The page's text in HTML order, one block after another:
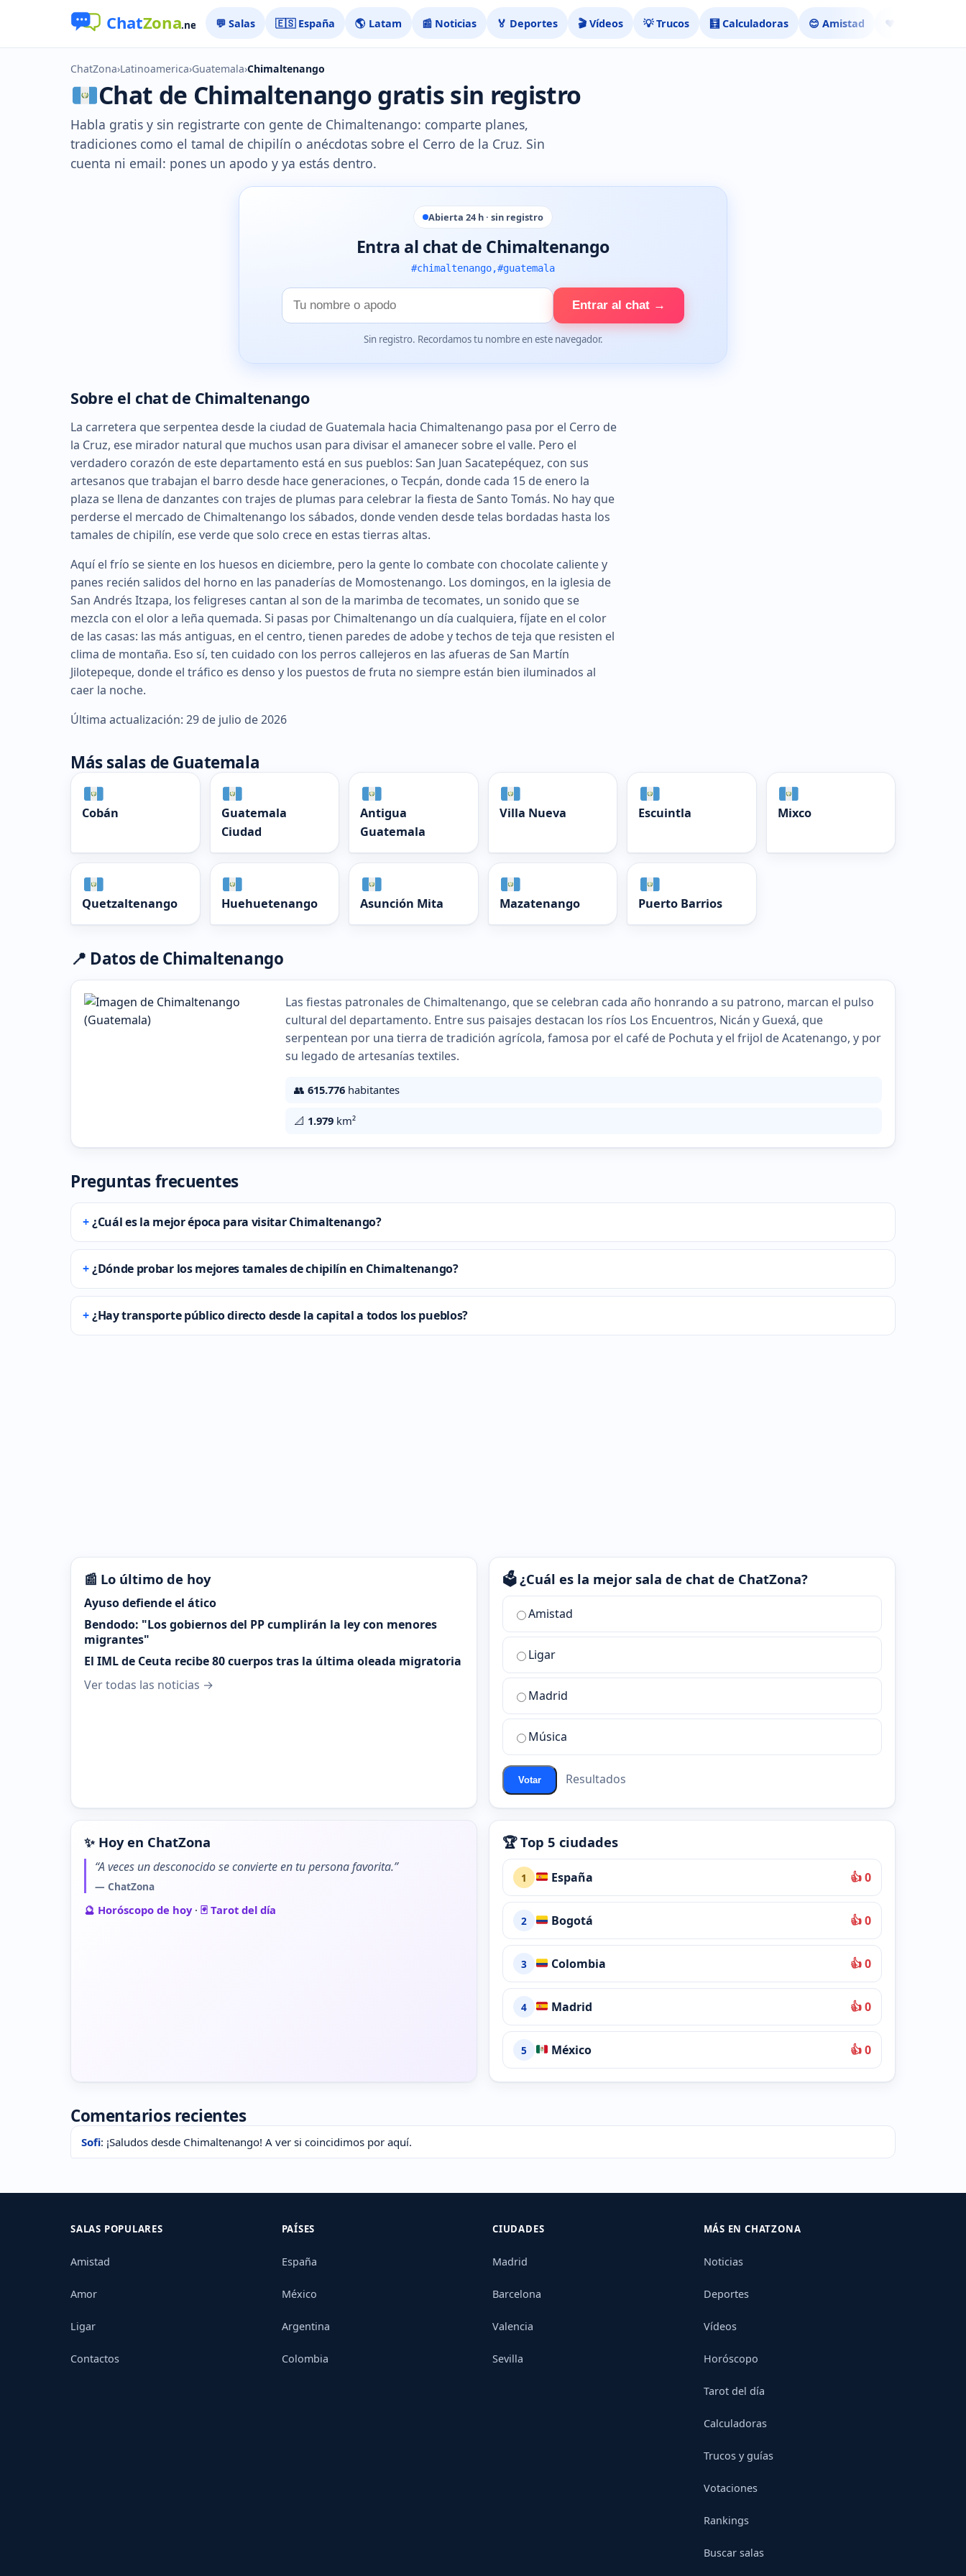
💬 Salas 🇪🇸 España 🌎 Latam 📰 Noticias 🏅 Deportes 🎬 Vídeos 💡 Trucos 🧮 Calculadoras 😊 Amistad ❤️ Ligar
ChatZona›Latinoamerica›Guatemala›Chimaltenango
Chat de Chimaltenango gratis sin registro
Habla gratis y sin registrarte con gente de Chimaltenango: comparte planes,
tradiciones como el tamal de chipilín o anécdotas sobre el Cerro de la Cruz. Sin
cuenta ni email: pones un apodo y ya estás dentro.
Abierta 24 h · sin registro
Entra al chat de Chimaltenango
#chimaltenango,#guatemala
Tu
nombre
Entrar al chat →
Sin registro. Recordamos tu nombre en este navegador.
Sobre el chat de Chimaltenango
La carretera que serpentea desde la ciudad de Guatemala hacia Chimaltenango pasa por el Cerro de
la Cruz, ese mirador natural que muchos usan para divisar el amanecer sobre el valle. Pero el
verdadero corazón de este departamento está en sus pueblos: San Juan Sacatepéquez, con sus
artesanos que trabajan el barro desde hace generaciones, o Tecpán, donde cada 15 de enero la
plaza se llena de danzantes con trajes de plumas para celebrar la fiesta de Santo Tomás. No hay que
perderse el mercado de Chimaltenango los sábados, donde venden desde telas bordadas hasta los
tamales de chipilín, ese verde que solo crece en estas tierras altas.
Aquí el frío se siente en los huesos en diciembre, pero la gente lo combate con chocolate caliente y
panes recién salidos del horno en las panaderías de Momostenango. Los domingos, en la iglesia de
San Andrés Itzapa, los feligreses cantan al son de la marimba de tecomates, un sonido que se
mezcla con el olor a leña quemada. Si pasas por Chimaltenango un día cualquiera, fíjate en el color
de las casas: las más antiguas, en el centro, tienen paredes de adobe y techos de teja que resisten el
clima de montaña. Eso sí, ten cuidado con los perros callejeros en las afueras de San Martín
Jilotepeque, donde el tráfico es denso y los puestos de fruta no siempre están bien iluminados al
caer la noche.
Última actualización: 29 de julio de 2026
Más salas de Guatemala
Cobán
Guatemala
Ciudad
Antigua
Guatemala
Villa Nueva Escuintla Mixco
Quetzaltenango Huehuetenango Asunción Mita Mazatenango Puerto Barrios
📍 Datos de Chimaltenango
Las fiestas patronales de Chimaltenango, que se celebran cada año honrando a su patrono, marcan el pulso
cultural del departamento. Entre sus paisajes destacan los ríos Los Encuentros, Nicán y Guexá, que
serpentean por una tierra de tradición agrícola, famosa por el café de Pochuta y el frijol de Acatenango, y por
su legado de artesanías textiles.
👥 615.776 habitantes
📐 1.979 km²
Preguntas frecuentes
¿Cuál es la mejor época para visitar Chimaltenango?
¿Dónde probar los mejores tamales de chipilín en Chimaltenango?
¿Hay transporte público directo desde la capital a todos los pueblos?
📰 Lo último de hoy
Ayuso defiende el ático
Bendodo: "Los gobiernos del PP cumplirán la ley con menores
migrantes"
El IML de Ceuta recibe 80 cuerpos tras la última oleada migratoria
Ver todas las noticias →
🗳️ ¿Cuál es la mejor sala de chat de ChatZona?
¿Cuál
la
mejor
sala
chat
ChatZona?
Amistad
Ligar
Madrid
Música
Votar Resultados
✨ Hoy en ChatZona
“A veces un desconocido se convierte en tu persona favorita.”
— ChatZona
🔮 Horóscopo de hoy· 🃏 Tarot del día
🏆 Top 5 ciudades
1 España 👍 0
2 Bogotá 👍 0
3 Colombia 👍 0
4 Madrid 👍 0
5 México 👍 0
Comentarios recientes
Sofi: ¡Saludos desde Chimaltenango! A ver si coincidimos por aquí.
SALAS POPULARES
Amistad
Amor
Ligar
Contactos
PAÍSES
España
México
Argentina
Colombia
CIUDADES
Madrid
Barcelona
Valencia
Sevilla
MÁS EN CHATZONA
Noticias
Deportes
Vídeos
Horóscopo
Tarot del día
Calculadoras
Trucos y guías
Votaciones
Rankings
Buscar salas